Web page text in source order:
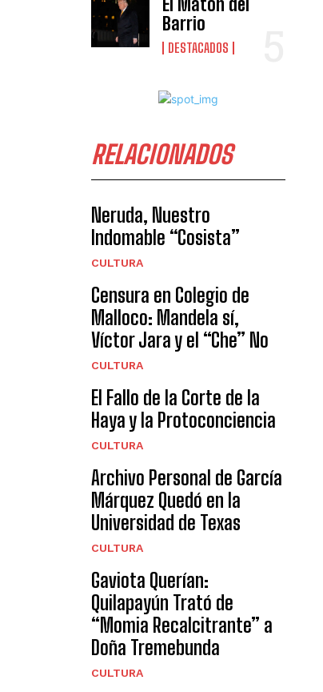
Barrio
DESTACADOS
RELACIONADOS
Neruda, Nuestro
Indomable “Cosista”
CULTURA
Censura en Colegio de
Malloco: Mandela sí,
Víctor Jara y el “Che” No
CULTURA
El Fallo de la Corte de la
Haya y la Protoconciencia
CULTURA
Archivo Personal de García
Márquez Quedó en la
Universidad de Texas
CULTURA
Gaviota Querían:
Quilapayún Trató de
“Momia Recalcitrante” a
Doña Tremebunda
CULTURA